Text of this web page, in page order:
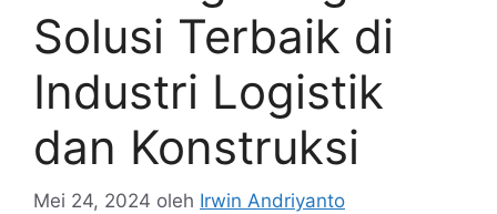
Solusi Terbaik di
Industri Logistik
dan Konstruksi
Mei 24, 2024 oleh Irwin Andriyanto